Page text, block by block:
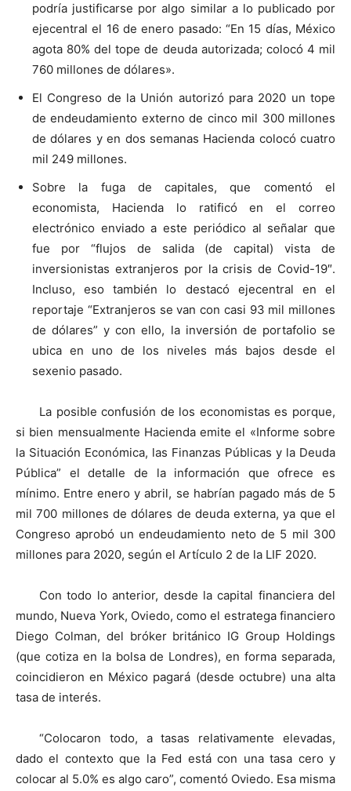
podría justificarse por algo similar a lo publicado por
ejecentral el 16 de enero pasado: “En 15 días, México
agota 80% del tope de deuda autorizada; colocó 4 mil
760 millones de dólares».
El Congreso de la Unión autorizó para 2020 un tope
de endeudamiento externo de cinco mil 300 millones
de dólares y en dos semanas Hacienda colocó cuatro
mil 249 millones.
Sobre la fuga de capitales, que comentó el
economista, Hacienda lo ratificó en el correo
electrónico enviado a este periódico al señalar que
fue por “flujos de salida (de capital) vista de
inversionistas extranjeros por la crisis de Covid-19″.
Incluso, eso también lo destacó ejecentral en el
reportaje “Extranjeros se van con casi 93 mil millones
de dólares” y con ello, la inversión de portafolio se
ubica en uno de los niveles más bajos desde el
sexenio pasado.
La posible confusión de los economistas es porque,
si bien mensualmente Hacienda emite el «Informe sobre
la Situación Económica, las Finanzas Públicas y la Deuda
Pública” el detalle de la información que ofrece es
mínimo. Entre enero y abril, se habrían pagado más de 5
mil 700 millones de dólares de deuda externa, ya que el
Congreso aprobó un endeudamiento neto de 5 mil 300
millones para 2020, según el Artículo 2 de la LIF 2020.
Con todo lo anterior, desde la capital financiera del
mundo, Nueva York, Oviedo, como el estratega financiero
Diego Colman, del bróker británico IG Group Holdings
(que cotiza en la bolsa de Londres), en forma separada,
coincidieron en México pagará (desde octubre) una alta
tasa de interés.
“Colocaron todo, a tasas relativamente elevadas,
dado el contexto que la Fed está con una tasa cero y
colocar al 5.0% es algo caro”, comentó Oviedo. Esa misma